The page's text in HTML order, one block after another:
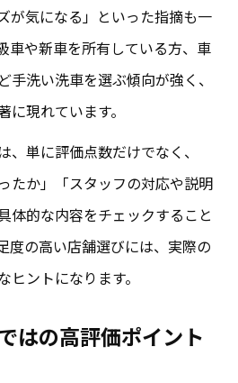
が気になる」といった指摘も一
車や新車を所有している方、車
手洗い洗車を選ぶ傾向が強く、
現れています。
、単に評価点数だけでなく、
たか」「スタッフの対応や説明
体的な内容をチェックすること
度の高い店舗選びには、実際の
ントになります。
はの高評価ポイント